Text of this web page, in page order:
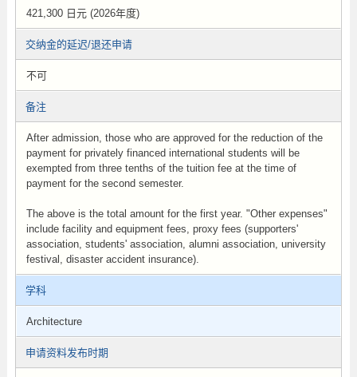
421,300 日元 (2026年度)
交纳金的延迟/退还申请
不可
备注
After admission, those who are approved for the reduction of the
payment for privately financed international students will be
exempted from three tenths of the tuition fee at the time of
payment for the second semester.
The above is the total amount for the first year. "Other expenses"
include facility and equipment fees, proxy fees (supporters'
association, students' association, alumni association, university
festival, disaster accident insurance).
学科
Architecture
申请资料发布时期